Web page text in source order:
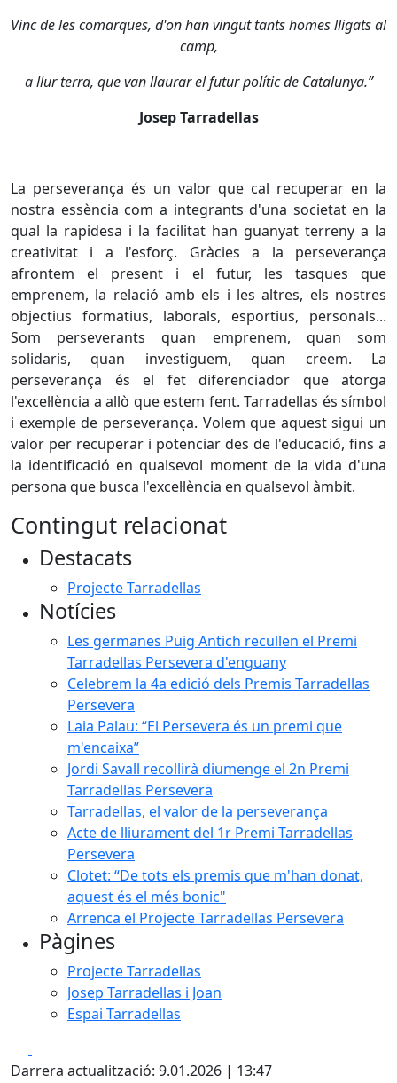
Vinc de les comarques, d'on han vingut tants homes lligats al
camp,
a llur terra, que van llaurar el futur polític de Catalunya.”
Josep Tarradellas
La perseverança és un valor que cal recuperar en la
nostra essència com a integrants d'una societat en la
qual la rapidesa i la facilitat han guanyat terreny a la
creativitat i a l'esforç. Gràcies a la perseverança
afrontem el present i el futur, les tasques que
emprenem, la relació amb els i les altres, els nostres
objectius formatius, laborals, esportius, personals...
Som perseverants quan emprenem, quan som
solidaris, quan investiguem, quan creem. La
perseverança és el fet diferenciador que atorga
l'excel·lència a allò que estem fent. Tarradellas és símbol
i exemple de perseverança. Volem que aquest sigui un
valor per recuperar i potenciar des de l'educació, fins a
la identificació en qualsevol moment de la vida d'una
persona que busca l'excel·lència en qualsevol àmbit.
Contingut relacionat
Destacats
Projecte Tarradellas
Notícies
Les germanes Puig Antich recullen el Premi
Tarradellas Persevera d'enguany
Celebrem la 4a edició dels Premis Tarradellas
Persevera
Laia Palau: “El Persevera és un premi que
m'encaixa”
Jordi Savall recollirà diumenge el 2n Premi
Tarradellas Persevera
Tarradellas, el valor de la perseverança
Acte de lliurament del 1r Premi Tarradellas
Persevera
Clotet: “De tots els premis que m'han donat,
aquest és el més bonic"
Arrenca el Projecte Tarradellas Persevera
Pàgines
Projecte Tarradellas
Josep Tarradellas i Joan
Espai Tarradellas
Darrera actualització: 9.01.2026 | 13:47